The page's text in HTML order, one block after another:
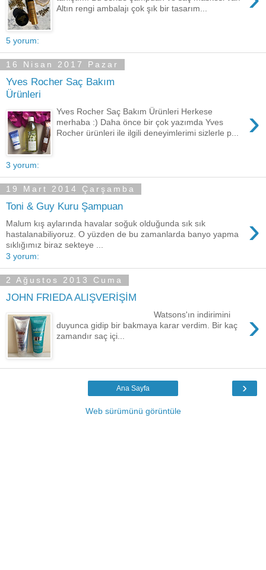
Altın rengi ambalajı çok şık bir tasarım...
5 yorum:
16 Nisan 2017 Pazar
Yves Rocher Saç Bakım
Ürünleri
›
Yves Rocher Saç Bakım Ürünleri Herkese
merhaba :) Daha önce bir çok yazımda Yves
Rocher ürünleri ile ilgili deneyimlerimi sizlerle p...
3 yorum:
19 Mart 2014 Çarşamba
Toni & Guy Kuru Şampuan
›
Malum kış aylarında havalar soğuk olduğunda sık sık
hastalanabiliyoruz. O yüzden de bu zamanlarda banyo yapma
sıklığımız biraz sekteye ...
3 yorum:
2 Ağustos 2013 Cuma
JOHN FRIEDA ALIŞVERİŞİM
›
Watsons'ın indirimini
duyunca gidip bir bakmaya karar verdim. Bir kaç
zamandır saç içi...
›
Ana Sayfa
Web sürümünü görüntüle